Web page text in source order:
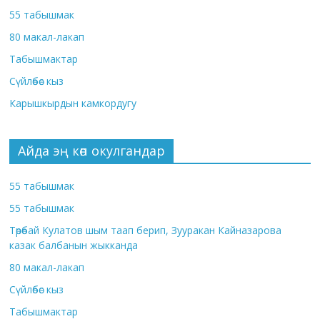
55 табышмак
80 макал-лакап
Табышмактар
Сүйлөбөс кыз
Карышкырдын камкордугу
Айда эң көп окулгандар
55 табышмак
55 табышмак
Төрөбай Кулатов шым таап берип, Зууракан Кайназарова
казак балбанын жыкканда
80 макал-лакап
Сүйлөбөс кыз
Табышмактар